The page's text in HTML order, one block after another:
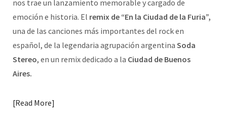
nos trae un lanzamiento memorable y cargado de
emoción e historia. El remix de “En la Ciudad de la Furia”,
una de las canciones más importantes del rock en
español, de la legendaria agrupación argentina Soda
Stereo, en un remix dedicado a la Ciudad de Buenos
Aires.
Read More